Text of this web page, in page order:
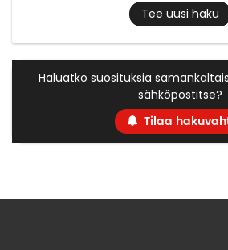
Tee uusi haku
Haluatko suosituksia
sähköpostitse?
Tilaa